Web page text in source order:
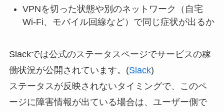
VPNを切った状態や別のネットワーク（自宅
Wi-Fi、モバイル回線など）で同じ症状が出るか
Slackでは公式のステータスページでサービスの稼
働状況が公開されています。(Slack)
ステータスが反映されないタイミングで、このペ
ージに障害情報が出ている場合は、ユーザー側で